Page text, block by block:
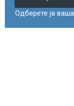
Одберете ја